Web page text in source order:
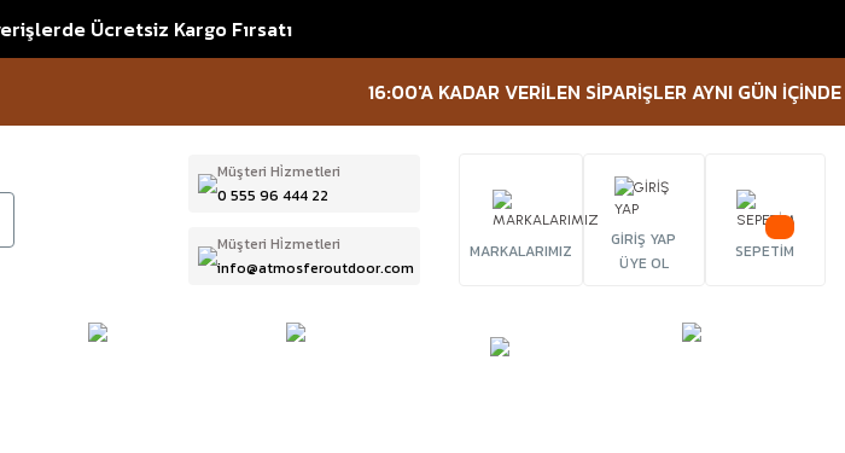
Ücretsiz Kargo Fırsatı
16:00'A KADAR VERİLEN SİPARİŞLER AYNI GÜN İÇİNDE
Müşteri Hi̇zmetleri
0 555 96 444 22
Müşteri Hi̇zmetleri
info@atmosferoutdoor.com
MARKALARIMIZ
GİRİŞ YAP
ÜYE OL
SEPETİM